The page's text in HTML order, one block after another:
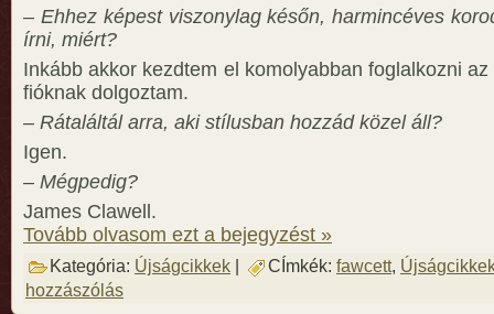
– Ehhez képest viszonylag későn, harmincéves
írni, miért?
Inkább akkor kezdtem el komolyabban foglalkozni
fióknak dolgoztam.
– Rátaláltál arra, aki stílusban hozzád közel áll?
Igen.
– Mégpedig?
James Clawell.
Tovább olvasom ezt a bejegyzést »
Kategória: Újságcikkek CÍmkék: fawcett,
hozzászólás